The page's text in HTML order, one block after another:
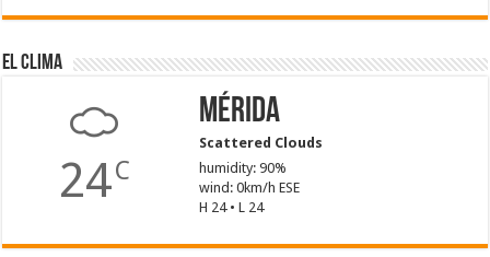
El Clima
24C
Mérida
Scattered Clouds
humidity: 90%
wind: 0km/h ESE
H 24 • L 24